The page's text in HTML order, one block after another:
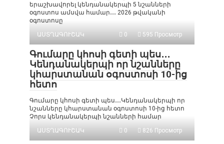
երաշխավորել կենդանակերպի 5 նշանների
օգոստոս ամսվա համար․․․ 2026 թվականի
օգոստոսը
ԱՍՏՂԱԳՈՒՇԱԿ
0 595 Просмотр
Գումարը կհոսի գետի պես․․․
Կենդանակերպի որ նշանները
կհարստանան օգոստոսի 10-ից
հետո
Գումարը կհոսի գետի պես․․․Կենդանակերպի որ
նշանները կհարստանան օգոստոսի 10-ից հետո
Չորս կենդանակերպի նշանների համար
ԱՍՏՂԱԳՈՒՇԱԿ
0 826 Просмотр